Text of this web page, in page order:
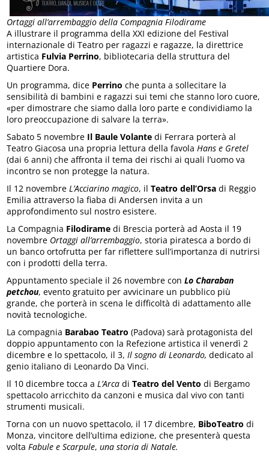
Ortaggi all’arrembaggio della Compagnia Filodirame
A illustrare il programma della XXI edizione del Festival
internazionale di Teatro per ragazzi e ragazze, la direttrice
artistica Fulvia Perrino, bibliotecaria della struttura del
Quartiere Dora.
Un programma, dice Perrino che punta a sollecitare la
sensibilità di bambini e ragazzi sui temi che stanno loro cuore,
«per dimostrare che siamo dalla loro parte e condividiamo la
loro preoccupazione di salvare la terra».
Sabato 5 novembre Il Baule Volante di Ferrara porterà al
Teatro Giacosa una propria lettura della favolaHans e Gretel
(dai 6 anni) che affronta il tema dei rischi ai quali l’uomo va
incontro se non protegge la natura.
Il 12 novembre L’Acciarino magico, il Teatro dell’Orsa di Reggio
Emilia attraverso la fiaba di Andersen invita a un
approfondimento sul nostro esistere.
La Compagnia Filodirame di Brescia porterà ad Aosta il 19
novembre Ortaggi all’arrembaggio, storia piratesca a bordo di
un banco ortofrutta per far riflettere sull’importanza di nutrirsi
con i prodotti della terra.
Appuntamento speciale il 26 novembre conLo Charaban
petchou, evento gratuito per avvicinare un pubblico più
grande, che porterà in scena le difficoltà di adattamento alle
novità tecnologiche.
La compagnia Barabao Teatro (Padova) sarà protagonista del
doppio appuntamento con la Refezione artistica il venerdì 2
dicembre e lo spettacolo, il 3, Il sogno di Leonardo, dedicato al
genio italiano di Leonardo Da Vinci.
Il 10 dicembre tocca aL’Arca di Teatro del Vento di Bergamo
spettacolo arricchito da canzoni e musica dal vivo con tanti
strumenti musicali.
Torna con un nuovo spettacolo, il 17 dicembre, BiboTeatro di
Monza, vincitore dell’ultima edizione, che presenterà questa
voltaFabule e Scarpule,una storia di Natale.